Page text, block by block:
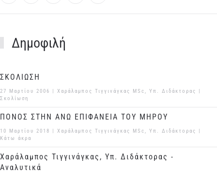
Δημοφιλή
ΣΚΟΛΙΩΣΗ
27 Μαρτίου 2006
| Χαράλαμπος Τιγγινάγκας MSc, Υπ. Διδάκτορας |
Σκολίωση
ΠΟΝΟΣ ΣΤΗΝ ΑΝΩ ΕΠΙΦΑΝΕΙΑ ΤΟΥ ΜΗΡΟΥ
10 Μαρτίου 2018
| Χαράλαμπος Τιγγινάγκας MSc, Υπ. Διδάκτορας |
Κάτω άκρα
Χαράλαμπος Τιγγινάγκας, Υπ. Διδάκτορας -
Αναλυτικά